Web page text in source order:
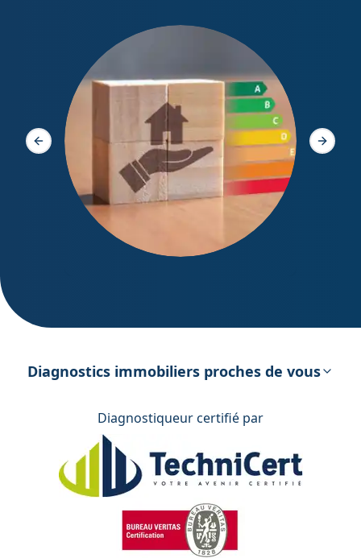
énergétique
Slide précédente Slide
Diagnostics immobiliers proches de vous
Diagnostiqueur certifié par